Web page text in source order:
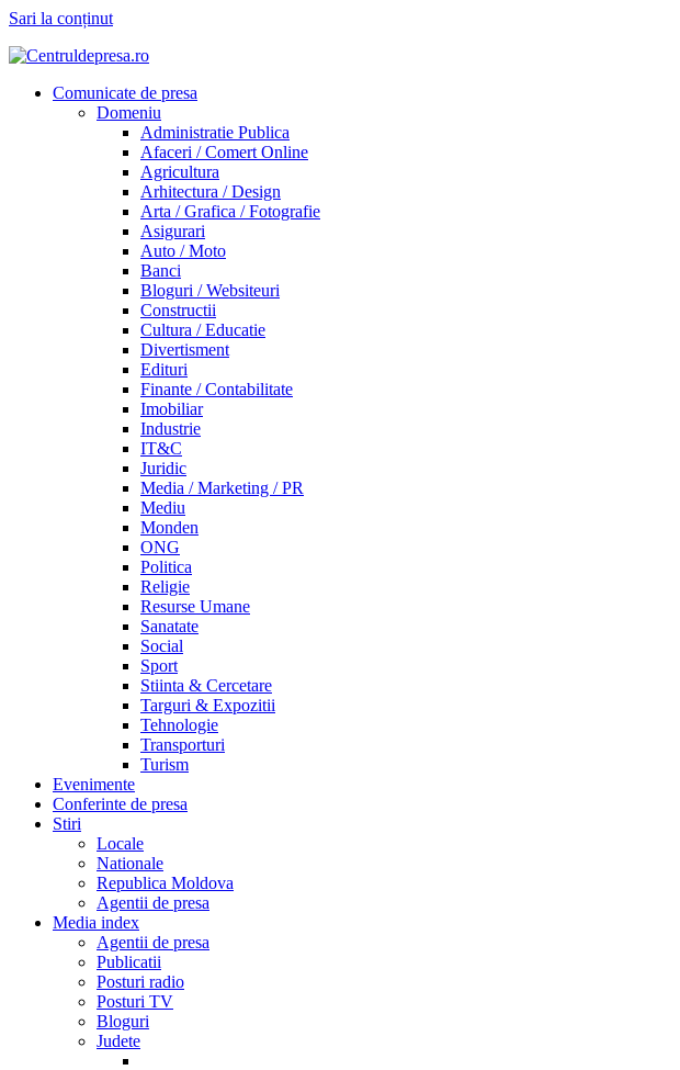
Sari la conținut
Comunicate de presa
Domeniu
Administratie Publica
Afaceri / Comert Online
Agricultura
Arhitectura / Design
Arta / Grafica / Fotografie
Asigurari
Auto / Moto
Banci
Bloguri / Websiteuri
Constructii
Cultura / Educatie
Divertisment
Edituri
Finante / Contabilitate
Imobiliar
Industrie
IT&C
Juridic
Media / Marketing / PR
Mediu
Monden
ONG
Politica
Religie
Resurse Umane
Sanatate
Social
Sport
Stiinta & Cercetare
Targuri & Expozitii
Tehnologie
Transporturi
Turism
Evenimente
Conferinte de presa
Stiri
Locale
Nationale
Republica Moldova
Agentii de presa
Media index
Agentii de presa
Publicatii
Posturi radio
Posturi TV
Bloguri
Judete